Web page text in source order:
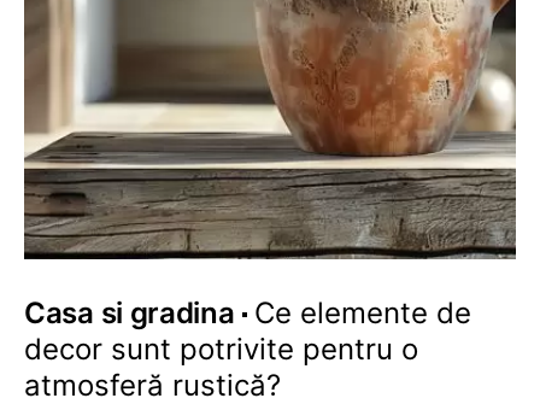
Casa si gradina
Ce elemente de
decor sunt potrivite pentru o
atmosferă rustică?